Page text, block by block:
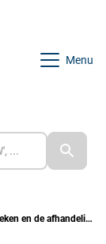
Menu
de afhandelingstermijnen